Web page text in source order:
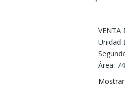
VENTA
Unidad
Área:
Tres
Sala